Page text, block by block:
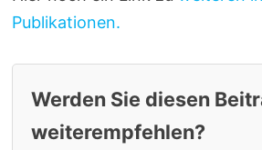
Publikationen.
Werden Sie diesen
weiterempfehlen?